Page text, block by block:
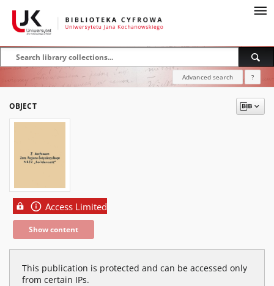
Advanced search ?
OBJECT
Access Limited
Show content
This publication is protected and can be accessed only
from certain IPs.